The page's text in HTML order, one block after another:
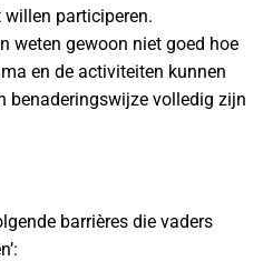
participeren.
weten gewoon niet goed hoe
en de activiteiten kunnen
benaderingswijze volledig zijn
barrières die vaders